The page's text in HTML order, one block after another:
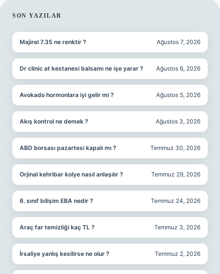
SIDEBAR
SON YAZILAR
Majirel 7.35 ne renktir ? Ağustos 7, 2026
Dr clinic at kestanesi balsamı ne işe yarar ? Ağustos 6, 2026
Avokado hormonlara iyi gelir mi ? Ağustos 5, 2026
Akış kontrol ne demek ? Ağustos 3, 2026
ABD borsası pazartesi kapalı mı ? Temmuz 30, 2026
Orjinal kehribar kolye nasıl anlaşılır ? Temmuz 29, 2026
6. sınıf bilişim EBA nedir ? Temmuz 24, 2026
Araç far temizliği kaç TL ? Temmuz 3, 2026
İrsaliye yanlış kesilirse ne olur ? Temmuz 2, 2026